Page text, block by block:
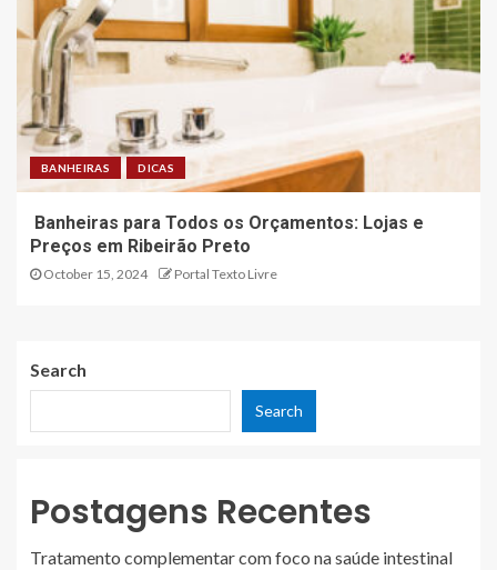
BANHEIRAS DICAS
Banheiras para Todos os Orçamentos: Lojas e
Preços em Ribeirão Preto
October 15, 2024 Portal Texto Livre
Search
Search
Postagens Recentes
Tratamento complementar com foco na saúde intestinal